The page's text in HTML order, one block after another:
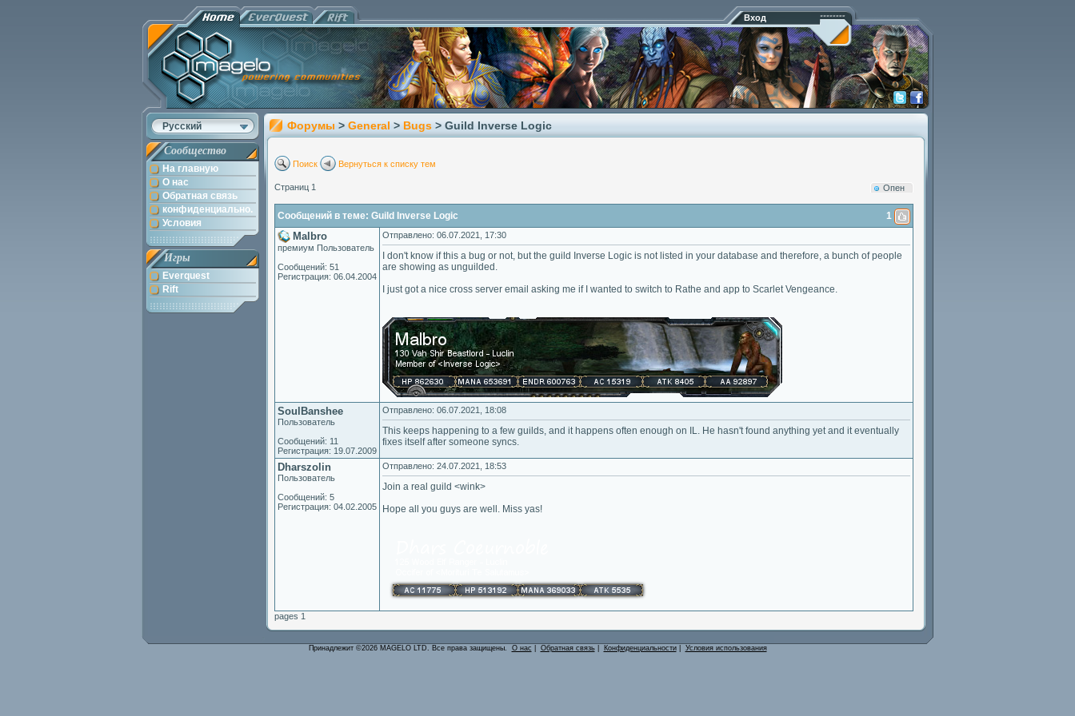
Вход
Русский
Сообщество
На главную
О нас
Обратная связь
конфиденциально.
Условия
Игры
Everquest
Rift
Форумы > General > Bugs > Guild Inverse Logic
Поиск Вернуться к списку тем
Страниц 1 Опен
Сообщений в теме: Guild Inverse Logic 1
Malbro
премиум Пользователь
Сообщений: 51
Регистрация: 06.04.2004
Отправлено: 06.07.2021, 17:30
I don't know if this a bug or not, but the guild Inverse Logic is not listed in your database and therefore, a bunch of people
are showing as unguilded.
I just got a nice cross server email asking me if I wanted to switch to Rathe and app to Scarlet Vengeance.
SoulBanshee
Пользователь
Сообщений: 11
Регистрация: 19.07.2009
Отправлено: 06.07.2021, 18:08
This keeps happening to a few guilds, and it happens often enough on IL. He hasn't found anything yet and it eventually
fixes itself after someone syncs.
Dharszolin
Пользователь
Сообщений: 5
Регистрация: 04.02.2005
Отправлено: 24.07.2021, 18:53
Join a real guild <wink>
Hope all you guys are well. Miss yas!
pages 1
Принадлежит ©2026 MAGELO LTD. Все права защищены. О нас Обратная связь| Конфиденциальности| Условия использования